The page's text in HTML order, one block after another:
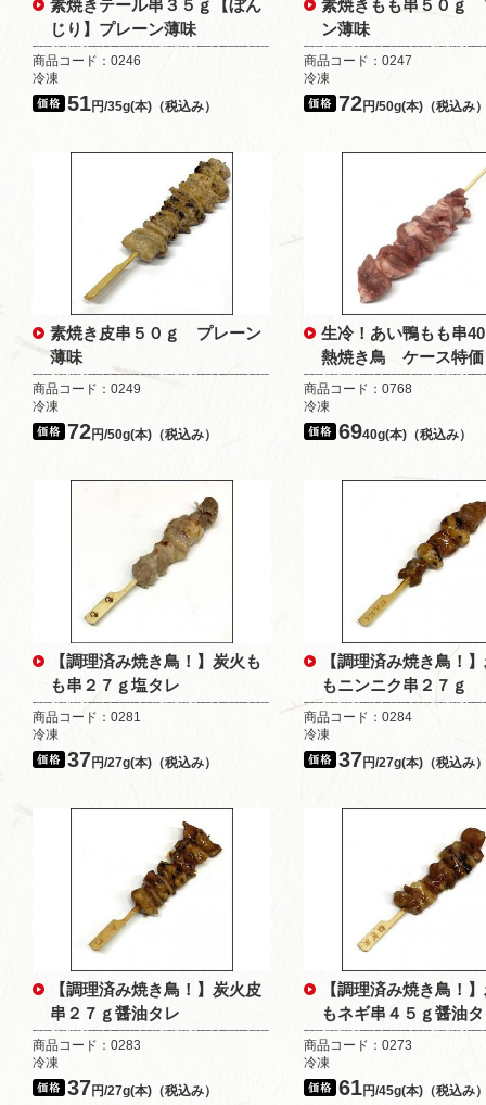
素焼きテール串３５ｇ【ぼん
じり】プレーン薄味
商品コード：0246
冷凍
51円/35g(本)（税込み）
素焼きもも串５０ｇ
ン薄味
商品コード：0247
冷凍
72円/50g(本)（税込み
素焼き皮串５０ｇ プレーン
薄味
商品コード：0249
冷凍
72円/50g(本)（税込み）
生冷！あい鴨もも串
熱焼き鳥 ケース特価
商品コード：0768
冷凍
6940g(本)（税込み）
【調理済み焼き鳥！】炭火も
も串２７ｇ塩タレ
商品コード：0281
冷凍
37円/27g(本)（税込み）
【調理済み焼き鳥！
もニンニク串２７ｇ
商品コード：0284
冷凍
37円/27g(本)（税込み
【調理済み焼き鳥！】炭火皮
串２７ｇ醤油タレ
商品コード：0283
冷凍
37円/27g(本)（税込み）
【調理済み焼き鳥！
もネギ串４５ｇ醤油
商品コード：0273
冷凍
61円/45g(本)（税込み